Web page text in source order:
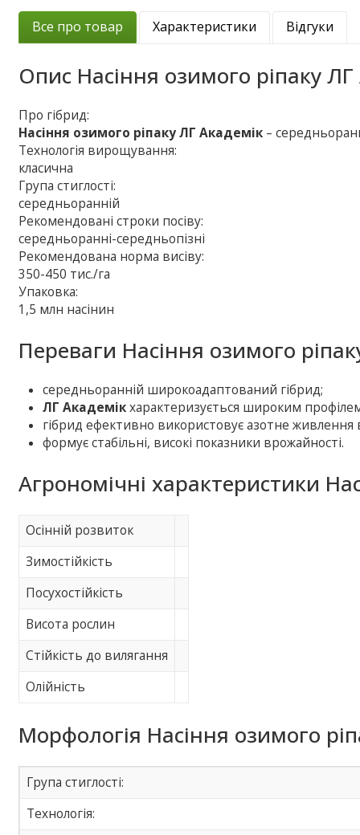
Все про товар Характеристики Відгуки
Опис Насіння озимого ріпаку
Про гібрид:
Насіння озимого ріпаку ЛГ Академік –
Технологія вирощування:
класична
Група стиглості:
середньоранній
Рекомендовані строки посіву:
середньоранні-середньопізні
Рекомендована норма висіву:
350-450 тис./га
Упаковка:
1,5 млн насінин
Переваги Насіння озимого
середньоранній широкоадаптований гібрид;
ЛГ Академікхарактеризується широким
гібрид ефективно використовує азотне живлення
формує стабільні, високі показники врожайності.
Агрономічні характеристики
Осінній розвиток
Зимостійкість
Посухостійкість
Висота рослин
Стійкість до вилягання
Олійність
Морфологія Насіння озимого
Група стиглості:
Технологія: